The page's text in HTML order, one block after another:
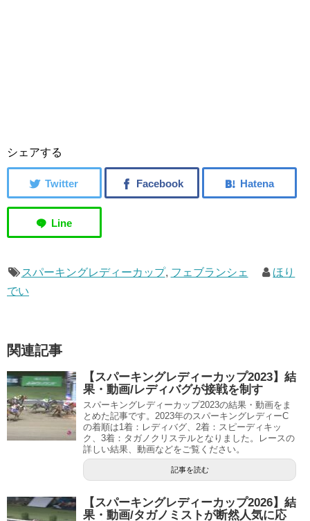
シェアする
スパーキングレディーカップ, フェブランシェ
ほり
でい
関連記事
【スパーキングレディーカップ2023】結
果・動画/レディバグが接戦を制す
スパーキングレディーカップ2023の結果・動画をま
とめた記事です。2023年のスパーキングレディーC
の着順は1着：レディバグ、2着：スピーディキッ
ク、3着：タガノクリステルとなりました。レースの
詳しい結果、動画などをご覧ください。
記事を読む
【スパーキングレディーカップ2026】結
果・動画/タガノミストが断然人気に応